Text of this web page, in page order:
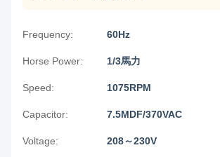
Frequency: 60Hz
Horse Power: 1/3馬力
Speed: 1075RPM
Capacitor: 7.5MDF/370VAC
Voltage: 208～230V